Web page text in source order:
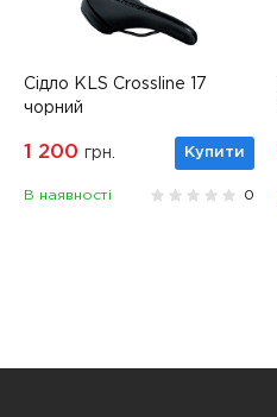
Сідло KLS Crossline 17
чорний
1 200 грн. Купити
В наявності 0